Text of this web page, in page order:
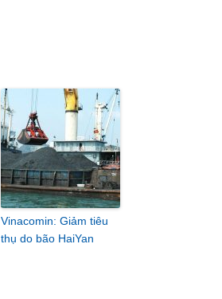
Vinacomin: Giảm tiêu
thụ do bão HaiYan